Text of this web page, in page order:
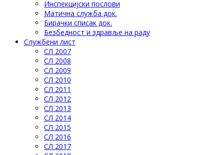
Инспекцијски послови
Матична служба док.
Бирачки списак док.
Безбедност и здравље на раду
Службени лист
СЛ 2007
СЛ 2008
СЛ 2009
СЛ 2010
СЛ 2011
СЛ 2012
СЛ 2013
СЛ 2014
СЛ 2015
СЛ 2016
СЛ 2017